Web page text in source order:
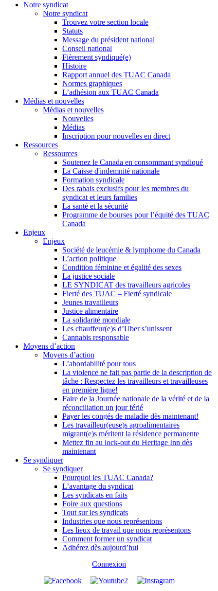
Notre syndicat
Notre syndicat
Trouvez votre section locale
Statuts
Message du président national
Conseil national
Fièrement syndiqué(e)
Histoire
Rapport annuel des TUAC Canada
Normes graphiques
L’adhésion aux TUAC Canada
Médias et nouvelles
Médias et nouvelles
Nouvelles
Médias
Inscription pour nouvelles en direct
Ressources
Ressources
Soutenez le Canada en consommant syndiqué
La Caisse d'indemnité nationale
Formation syndicale
Des rabais exclusifs pour les membres du
syndicat et leurs families
La santé et la sécurité
Programme de bourses pour l’équité des TUAC
Canada
Enjeux
Enjeux
Société de leucémie & lymphome du Canada
L’action politique
Condition féminine et égalité des sexes
La justice sociale
LE SYNDICAT des travailleurs agricoles
Fierté des TUAC – Fierté syndicale
Jeunes travailleurs
Justice alimentaire
La solidarité mondiale
Les chauffeur(e)s d’Uber s’unissent
Cannabis responsable
Moyens d’action
Moyens d’action
L’abordabilité pour tous
La violence ne fait pas partie de la description de
tâche : Respectez les travailleurs et travailleuses
en première ligne!
Faire de la Journée nationale de la vérité et de la
réconciliation un jour férié
Payer les congés de maladie dès maintenant!
Les travailleur(euse)s agroalimentaires
migrant(e)s méritent la résidence permanente
Mettez fin au lock-out du Heritage Inn dès
maintenant
Se syndiquer
Se syndiquer
Pourquoi les TUAC Canada?
L’avantage du syndicat
Les syndicats en faits
Foire aux questions
Tout sur les syndicats
Industries que nous représentons
Les lieux de travail que nous représentons
Comment former un syndicat
Adhérez dès aujourd’hui
Connexion